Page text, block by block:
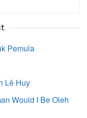
Pemula
Lê Huy
Would I Be Oleh